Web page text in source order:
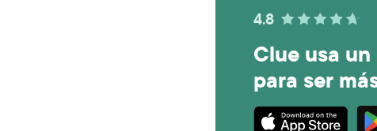
4.8
Clue usa
para ser